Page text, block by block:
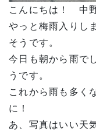
こんにちは！ 中
やっと梅雨入りし
そうです。
今日も朝から雨で
うです。
これから雨も多く
に！
あ、写真はいい天